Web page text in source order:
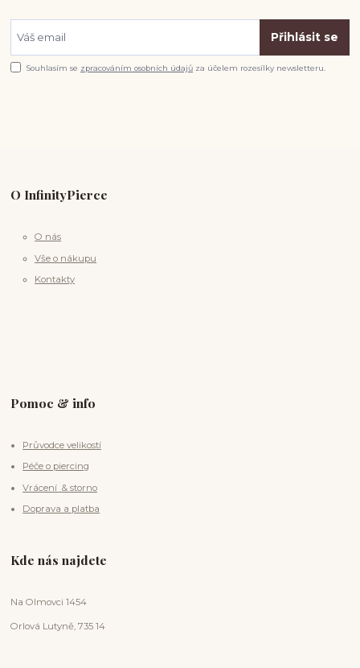
Přihlásit se
Souhlasím se zpracováním osobních údajů za účelem rozesílky newsletteru.
O InfinityPierce
O nás
Vše o nákupu
Kontakty
Pomoc & info
Průvodce velikostí
Péče o piercing
Vrácení & storno
Doprava a platba
Kde nás najdete
Na Olmovci 1454
Orlová Lutyně, 735 14